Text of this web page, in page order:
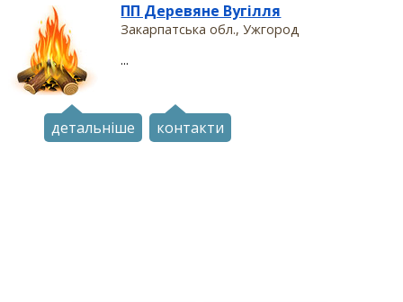
ПП Деревяне Вугілля
Закарпатська обл., Ужгород
...
детальніше контакти